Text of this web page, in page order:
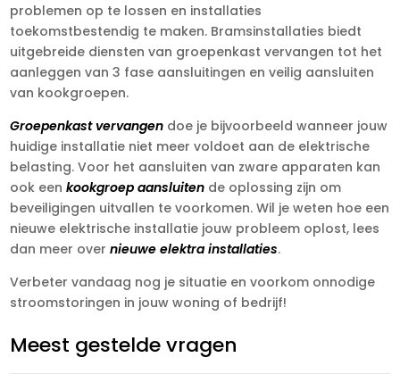
problemen op te lossen en installaties
toekomstbestendig te maken.​ Bramsinstallaties biedt
uitgebreide diensten van groepenkast vervangen tot het
aanleggen van 3 fase aansluitingen en veilig aansluiten
van kookgroepen.​
Groepenkast vervangen doe je bijvoorbeeld wanneer jouw
huidige installatie niet meer voldoet aan de elektrische
belasting.​ Voor het aansluiten van zware apparaten kan
ook eenkookgroep aansluiten de oplossing zijn om
beveiligingen uitvallen te voorkomen.​ Wil je weten hoe een
nieuwe elektrische installatie jouw probleem oplost, lees
dan meer overnieuwe elektra installaties.​
Verbeter vandaag nog je situatie en voorkom onnodige
stroomstoringen in jouw woning of bedrijf!
Meest gestelde vragen